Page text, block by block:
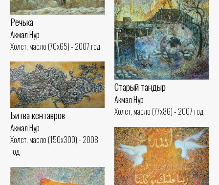
Речька
Акмал Нур
Холст, масло (70x65) - 2007 год
Старый тандыр
Акмал Нур
Холст, масло (77x86) - 2007 год
Битва кентавров
Акмал Нур
Холст, масло (150x300) - 2008
год